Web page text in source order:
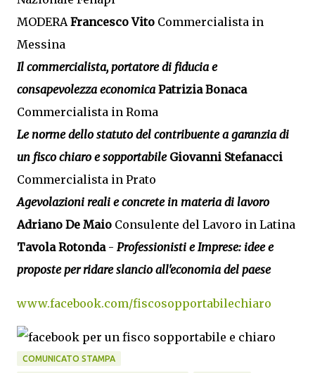
MODERAFrancesco Vito Commercialista in
Messina
Il commercialista, portatore di fiducia e
consapevolezza economica Patrizia Bonaca
Commercialista in Roma
Le norme dello statuto del contribuente a garanzia di
un fisco chiaro e sopportabile Giovanni Stefanacci
Commercialista in Prato
Agevolazioni reali e concrete in materia di lavoro
Adriano De Maio Consulente del Lavoro in Latina
Tavola Rotonda- Professionisti e Imprese: idee e
proposte per ridare slancio all'economia del paese
www.facebook.com/fiscosopportabilechiaro
COMUNICATO STAMPA